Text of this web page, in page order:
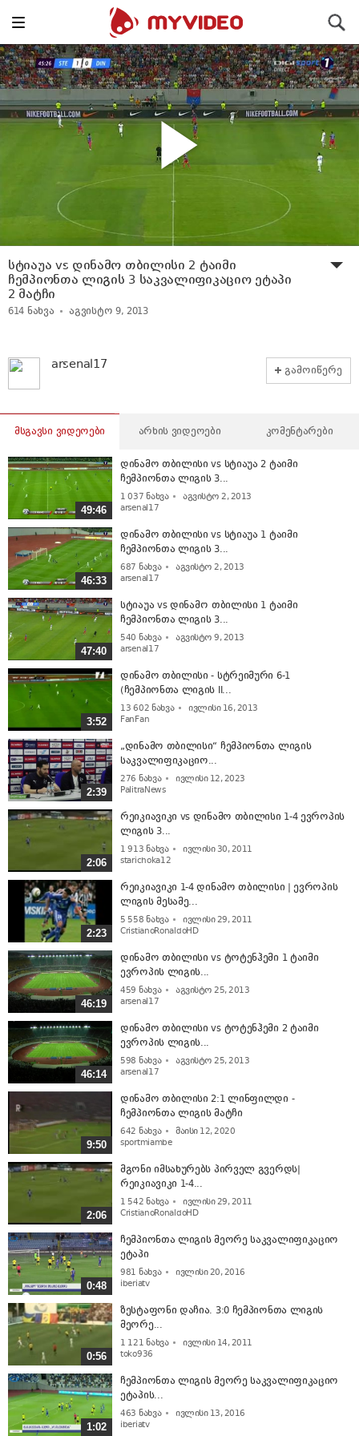
Toggle
სტიაუა vs დინამო თბილისი 2 ტაიმი
ჩემპიონთა ლიგის 3 საკვალიფიკაციო ეტაპი
2 მატჩი
614 ნახვა აგვისტო 9, 2013
გამოიწერე
arsenal17
მსგავსი ვიდეოები არხის ვიდეოები კომენტარები
49:46
დინამო თბილისი vs სტიაუა 2 ტაიმი
ჩემპიონთა ლიგის 3...
1 037 ნახვა
აგვისტო 2, 2013
arsenal17
46:33
დინამო თბილისი vs სტიაუა 1 ტაიმი
ჩემპიონთა ლიგის 3...
687 ნახვა
აგვისტო 2, 2013
arsenal17
47:40
სტიაუა vs დინამო თბილისი 1 ტაიმი
ჩემპიონთა ლიგის 3...
540 ნახვა
აგვისტო 9, 2013
arsenal17
3:52
დინამო თბილისი - სტრეიმური 6-1
(ჩემპიონთა ლიგის II...
13 602 ნახვა
ივლისი 16, 2013
FanFan
2:39
„დინამო თბილისი“ ჩემპიონთა ლიგის
საკვალიფიკაციო...
276 ნახვა
ივლისი 12, 2023
PalitraNews
2:06
რეიკიავიკი vs დინამო თბილისი 1-4 ევროპის
ლიგის 3...
1 913 ნახვა
ივლისი 30, 2011
starichoka12
2:23
რეიკიავიკი 1-4 დინამო თბილისი | ევროპის
ლიგის მესამე...
5 558 ნახვა
ივლისი 29, 2011
CristianoRonaldoHD
46:19
დინამო თბილისი vs ტოტენჰემი 1 ტაიმი
ევროპის ლიგის...
459 ნახვა
აგვისტო 25, 2013
arsenal17
46:14
დინამო თბილისი vs ტოტენჰემი 2 ტაიმი
ევროპის ლიგის...
598 ნახვა
აგვისტო 25, 2013
arsenal17
9:50
დინამო თბილისი 2:1 ლინფილდი -
ჩემპიონთა ლიგის მატჩი
642 ნახვა
მაისი 12, 2020
sportmiambe
2:06
მგონი იმსახურებს პირველ გვერდს|
რეიკიავიკი 1-4...
1 542 ნახვა
ივლისი 29, 2011
CristianoRonaldoHD
0:48
ჩემპიონთა ლიგის მეორე საკვალიფიკაციო
ეტაპი
981 ნახვა
ივლისი 20, 2016
iberiatv
0:56
ზესტაფონი დაჩია. 3:0 ჩემპიონთა ლიგის
მეორე...
1 121 ნახვა
ივლისი 14, 2011
toko936
1:02
ჩემპიონთა ლიგის მეორე საკვალიფიკაციო
ეტაპის...
463 ნახვა
ივლისი 13, 2016
iberiatv